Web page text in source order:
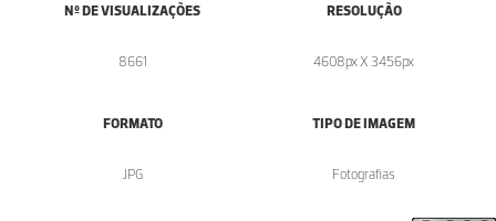
Nº DE VISUALIZAÇÕES
8661
RESOLUÇÃO
4608px X 3456px
FORMATO
.JPG
TIPO DE IMAGEM
Fotografias